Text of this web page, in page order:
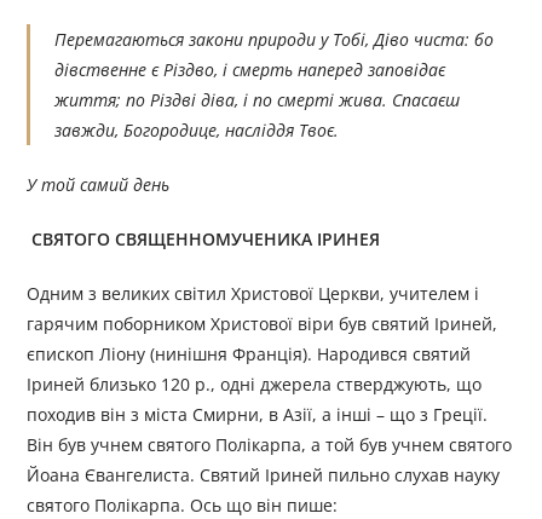
Перемагаються закони природи у Тобі, Діво чиста: бо
дівственне є Різдво, і смерть наперед заповідає
життя; по Різдві діва, і по смерті жива. Спасаєш
завжди, Богородице, насліддя Твоє.
У той самий день
СВЯТОГО СВЯЩЕННОМУЧЕНИКА ІРИНЕЯ
Одним з великих світил Христової Церкви, учителем і
гарячим поборником Христової віри був святий Іриней,
єпископ Ліону (нинішня Франція). Народився святий
Іриней близько 120 р., одні джерела стверджують, що
походив він з міста Смирни, в Азії, а інші – що з Греції.
Він був учнем святого Полікарпа, а той був учнем святого
Йоана Євангелиста. Святий Іриней пильно слухав науку
святого Полікарпа. Ось що він пише: